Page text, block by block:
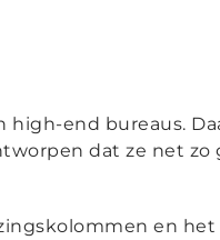
high-end bureaus.
dat ze net zo
en